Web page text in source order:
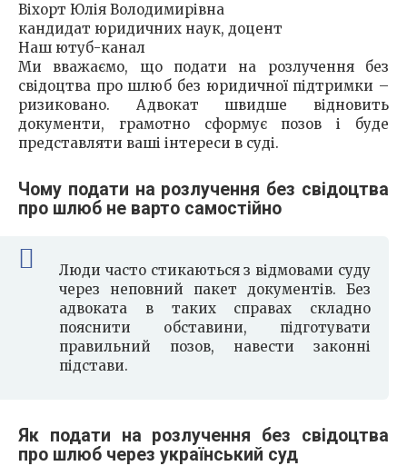
Віхорт Юлія Володимирівна
кандидат юридичних наук, доцент
Наш ютуб-канал
Ми вважаємо, що подати на розлучення без
свідоцтва про шлюб без юридичної підтримки –
ризиковано. Адвокат швидше відновить
документи, грамотно сформує позов і буде
представляти ваші інтереси в суді.
Чому подати на розлучення без свідоцтва
про шлюб не варто самостійно
Люди часто стикаються з відмовами суду
через неповний пакет документів. Без
адвоката в таких справах складно
пояснити обставини, підготувати
правильний позов, навести законні
підстави.
Як подати на розлучення без свідоцтва
про шлюб через український суд